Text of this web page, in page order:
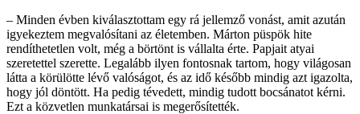
– Minden évben kiválasztottam egy rá jellemző vonást, amit azután
igyekeztem megvalósítani az életemben. Márton püspök hite
rendíthetetlen volt, még a börtönt is vállalta érte. Papjait atyai
szeretettel szerette. Legalább ilyen fontosnak tartom, hogy világosan
látta a körülötte lévő valóságot, és az idő később mindig azt igazolta,
hogy jól döntött. Ha pedig tévedett, mindig tudott bocsánatot kérni.
Ezt a közvetlen munkatársai is megerősítették.